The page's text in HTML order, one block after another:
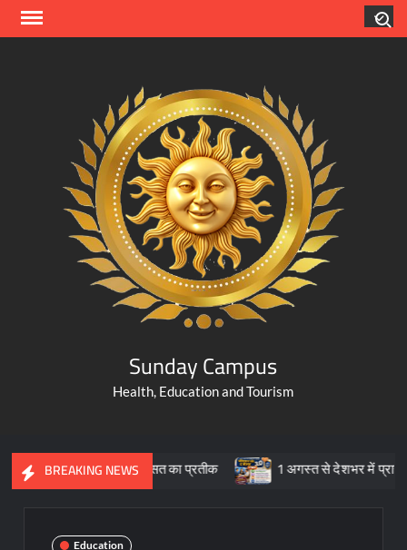
Skip
Sunday Campus
Health, Education and Tourism
BREAKING NEWS
विरासत का प्रतीक 1 अगस्त से देशभर में प्रारंभ हुआ
Education